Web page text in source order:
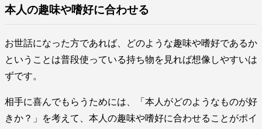
本人の趣味や嗜好に合わせる
お世話になった方であれば、どのような趣味や嗜好であるか
ということは普段使っている持ち物を見れば想像しやすいは
ずです。
相手に喜んでもらうためには、「本人がどのようなものが好
きか？」を考えて、本人の趣味や嗜好に合わせることがポイ